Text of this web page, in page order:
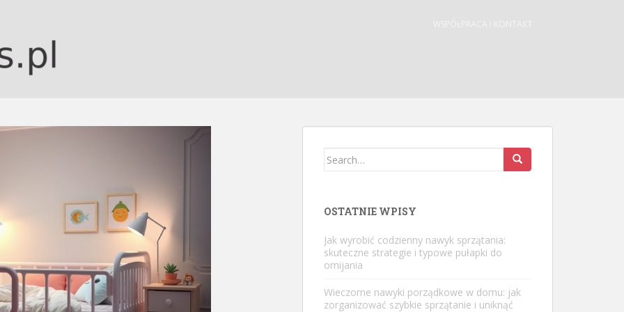
WSPÓŁPRACA I KONTAKT
Search
OSTATNIE WPISY
Jak wyrobić codzienny nawyk sprzątania:
skuteczne strategie i typowe pułapki do
omijania
Wieczorne nawyki porządkowe w domu: jak
zorganizować szybkie sprzątanie i uniknąć